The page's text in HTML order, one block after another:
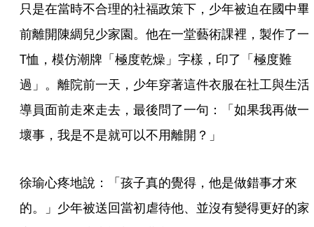
只是在當時不合理的社福政策下，少年被迫在國中畢
前離開陳綢兒少家園。他在一堂藝術課裡，製作了一
T恤，模仿潮牌「極度乾燥」字樣，印了「極度難
過」。離院前一天，少年穿著這件衣服在社工與生活
導員面前走來走去，最後問了一句：「如果我再做一
壞事，我是不是就可以不用離開？」
徐瑜心疼地說：「孩子真的覺得，他是做錯事才來
的。」少年被送回當初虐待他、並沒有變得更好的家